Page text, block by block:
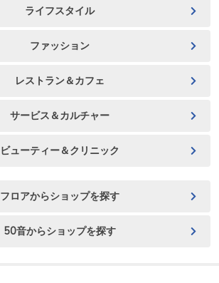
ライフスタイル
ファッション
レストラン＆カフェ
サービス＆カルチャー
ビューティー＆クリニック
フロアからショップを探す
50音からショップを探す